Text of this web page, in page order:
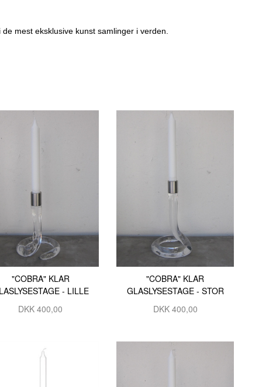
GABY ACEVEDO
GLENNI ANDERSEN
HENRIK BUSK ANDERSEN
HENRIK BUSK ANDERSEN
JEANNETT BOEL
JES VESTERGAARD
JETTE REINERT
LÆRKE BRIX
mest eksklusive kunst samlinger i verden.
"COBRA" KLAR
- LILLE
DKK 400,00
"COBRA" KLAR
GLASLYSESTAGE - STOR
DKK 400,00